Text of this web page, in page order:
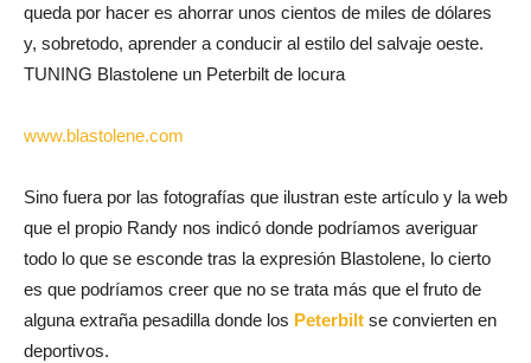
queda por hacer es ahorrar unos cientos de miles de dólares
y, sobretodo, aprender a conducir al estilo del salvaje oeste.
TUNING Blastolene un Peterbilt de locura
www.blastolene.com
Sino fuera por las fotografías que ilustran este artículo y la web
que el propio Randy nos indicó donde podríamos averiguar
todo lo que se esconde tras la expresión Blastolene, lo cierto
es que podríamos creer que no se trata más que el fruto de
alguna extraña pesadilla donde los Peterbilt se convierten en
deportivos.